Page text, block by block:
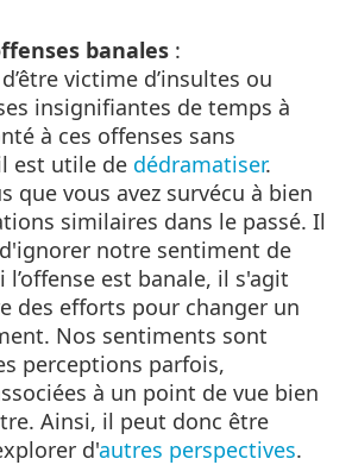
banales :
victime d’insultes ou
insignifiantes de temps à
à ces offenses sans
est utile de dédramatiser.
que vous avez survécu à bien
similaires dans le passé. Il
d'ignorer notre sentiment de
est banale, il s'agit
des efforts pour changer un
Nos sentiments sont
perceptions parfois,
à un point de vue bien
Ainsi, il peut donc être
d'autres perspectives.